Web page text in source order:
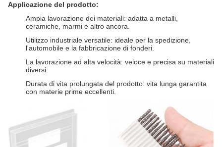
Applicazione del prodotto:
Ampia lavorazione dei materiali: adatta a metalli,
ceramiche, marmi e altro ancora.
Utilizzo industriale versatile: ideale per la spedizione,
l'automobile e la fabbricazione di fonderi.
La lavorazione ad alta velocità: veloce e precisa su materiali
diversi.
Durata di vita prolungata del prodotto: vita lunga garantita
con materie prime eccellenti.